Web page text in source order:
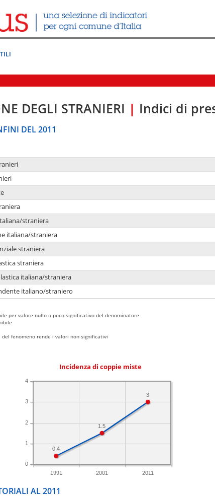
DEGLI STRANIERI | Indici di
DEL 2011
straniera
italiana/straniera
straniera
straniera
italiana/straniera
italiano/straniero
per valore nullo o poco significativo del denominatore
del fenomeno rende i valori non significativi
Incidenza di coppie miste
1991 2001 2011
0
1
2
3
4
3
1.5
0.4
AL 2011